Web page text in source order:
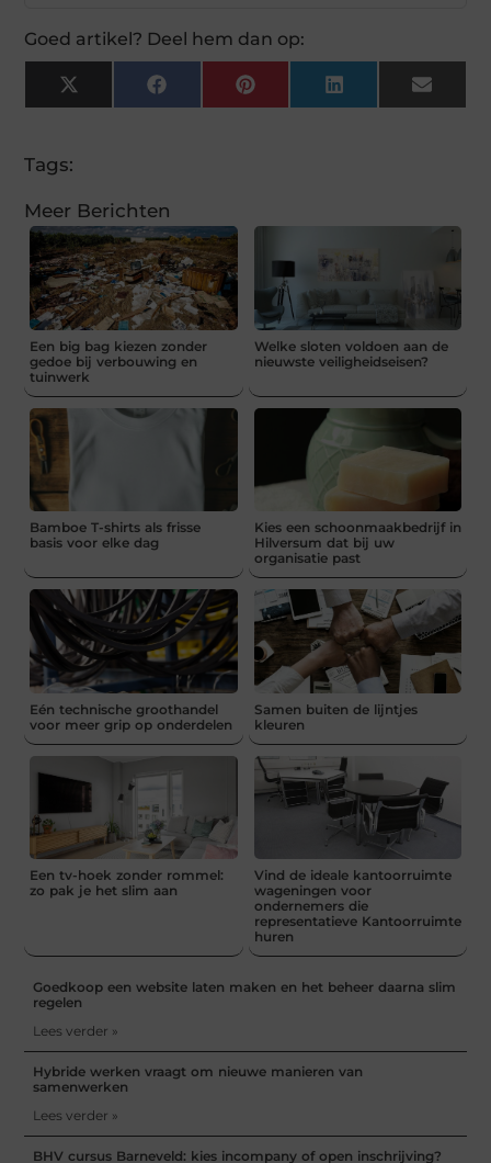
Goed artikel? Deel hem dan op:
X
(Twitter)
FacebookPinterestLinkedInEmail
Tags:
Meer Berichten
Een big bag kiezen zonder
gedoe bij verbouwing en
tuinwerk
Welke sloten voldoen aan de
nieuwste veiligheidseisen?
Bamboe T-shirts als frisse
basis voor elke dag
Kies een schoonmaakbedrijf in
Hilversum dat bij uw
organisatie past
Eén technische groothandel
voor meer grip op onderdelen
Samen buiten de lijntjes
kleuren
Een tv-hoek zonder rommel:
zo pak je het slim aan
Vind de ideale kantoorruimte
wageningen voor
ondernemers die
representatieve Kantoorruimte
huren
Goedkoop een website laten maken en het beheer daarna slim
regelen
Lees verder »
Hybride werken vraagt om nieuwe manieren van
samenwerken
Lees verder »
BHV cursus Barneveld: kies incompany of open inschrijving?